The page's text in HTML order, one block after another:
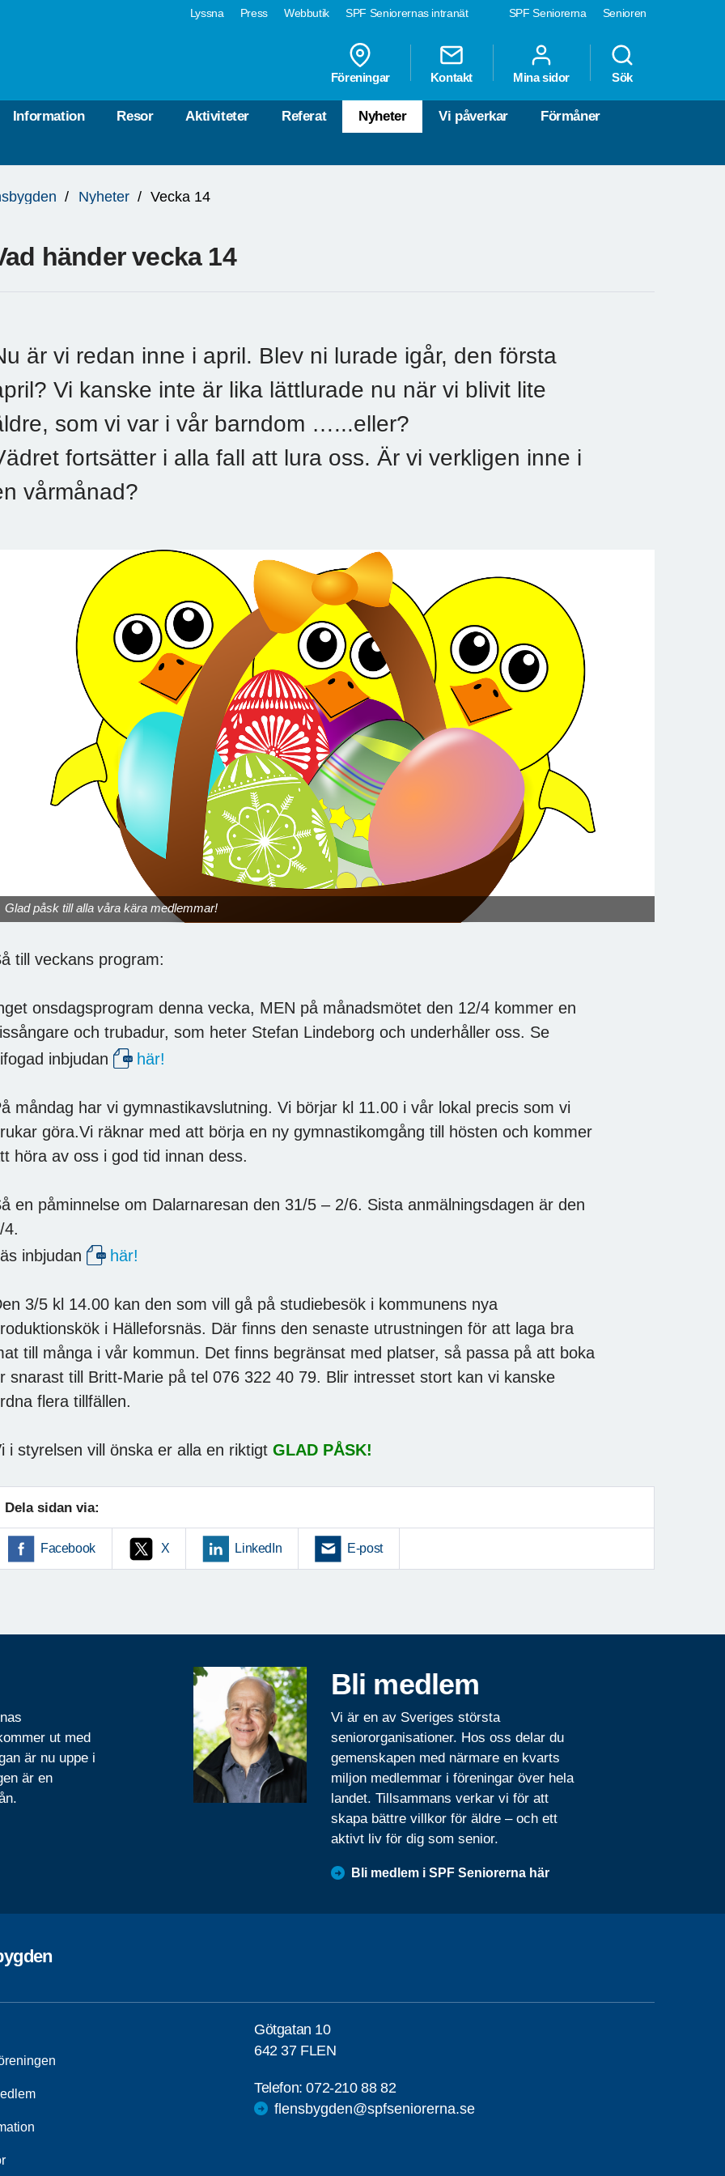
SPF Seniorerna Senioren
Lyssna Press Webbutik SPF Seniorernas intranät
Föreningar Kontakt Mina sidor Sök
Information Resor Aktiviteter Referat Nyheter Vi påverkar Förmåner
Nyheter Vecka 14
händer vecka 14
är vi redan inne i april. Blev ni lurade igår, den första
Vi kanske inte är lika lättlurade nu när vi blivit lite
som vi var i vår barndom …...eller?
fortsätter i alla fall att lura oss. Är vi verkligen inne i
vårmånad?
Glad påsk till alla våra kära medlemmar!
till veckans program:
onsdagsprogram denna vecka, MEN på månadsmötet den 12/4 kommer en
och trubadur, som heter Stefan Lindeborg och underhåller oss. Se
inbjudan
här!
måndag har vi gymnastikavslutning. Vi börjar kl 11.00 i vår lokal precis som vi
göra.Vi räknar med att börja en ny gymnastikomgång till hösten och kommer
höra av oss i god tid innan dess.
en påminnelse om Dalarnaresan den 31/5 – 2/6. Sista anmälningsdagen är den
4.
inbjudan
här!
3/5 kl 14.00 kan den som vill gå på studiebesök i kommunens nya
i Hälleforsnäs. Där finns den senaste utrustningen för att laga bra
till många i vår kommun. Det finns begränsat med platser, så passa på att boka
snarast till Britt-Marie på tel 076 322 40 79. Blir intresset stort kan vi kanske
flera tillfällen.
i styrelsen vill önska er alla en riktigt GLAD PÅSK!
Dela sidan via:
Facebook X LinkedIn E-post
ut med
är nu uppe i
är en
Bli medlem
Vi är en av Sveriges största
seniororganisationer. Hos oss delar du
gemenskapen med närmare en kvarts
miljon medlemmar i föreningar över hela
landet. Tillsammans verkar vi för att
skapa bättre villkor för äldre – och ett
aktivt liv för dig som senior.
Bli medlem i SPF Seniorerna här
Götgatan 10
642 37 FLEN
Telefon:072-210 88 82
flensbygden@spfseniorerna.se